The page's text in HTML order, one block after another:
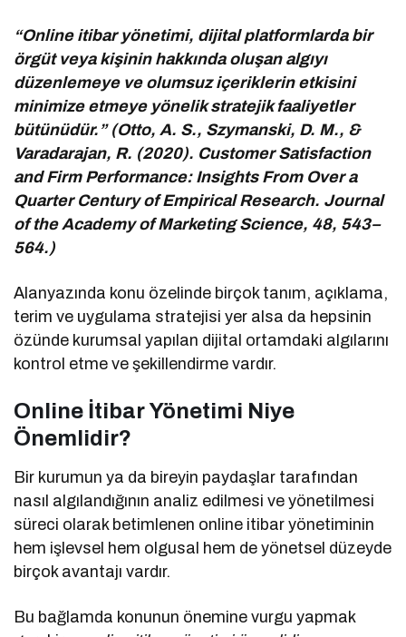
“Online itibar yönetimi, dijital platformlarda bir
örgüt veya kişinin hakkında oluşan algıyı
düzenlemeye ve olumsuz içeriklerin etkisini
minimize etmeye yönelik stratejik faaliyetler
bütünüdür.” (Otto, A. S., Szymanski, D. M., &
Varadarajan, R. (2020). Customer Satisfaction
and Firm Performance: Insights From Over a
Quarter Century of Empirical Research. Journal
of the Academy of Marketing Science, 48, 543–
564.)
Alanyazında konu özelinde birçok tanım, açıklama,
terim ve uygulama stratejisi yer alsa da hepsinin
özünde kurumsal yapılan dijital ortamdaki algılarını
kontrol etme ve şekillendirme vardır.
Online İtibar Yönetimi Niye
Önemlidir?
Bir kurumun ya da bireyin paydaşlar tarafından
nasıl algılandığının analiz edilmesi ve yönetilmesi
süreci olarak betimlenen online itibar yönetiminin
hem işlevsel hem olgusal hem de yönetsel düzeyde
birçok avantajı vardır.
Bu bağlamda konunun önemine vurgu yapmak